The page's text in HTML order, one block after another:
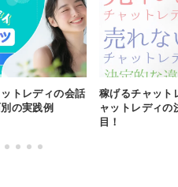
トレディの会話
の実践例
稼げるチャット
ャットレディの
目！